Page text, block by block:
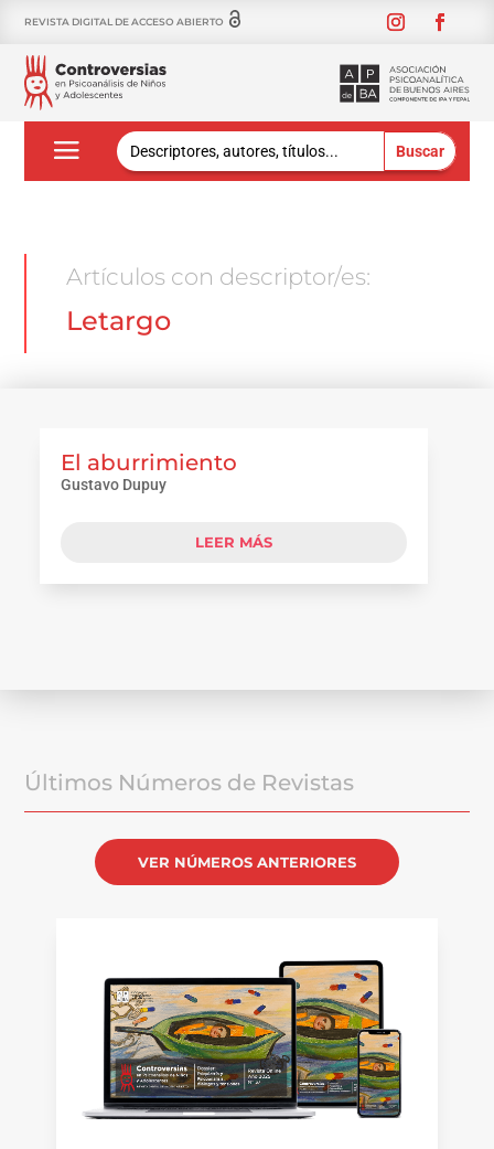
REVISTA DIGITAL DE ACCESO ABIERTO
Buscar:
Artículos con descriptor/es:
Letargo
El aburrimiento
Gustavo Dupuy
LEER MÁS
Últimos Números de Revistas
VER NÚMEROS ANTERIORES